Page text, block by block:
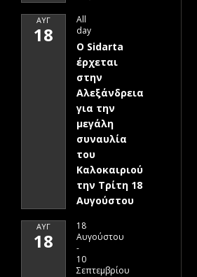
ΑΥΓ
18
All
day
Ο Sidarta
έρχεται
στην
Αλεξάνδρεια
για την
μεγάλη
συναυλία
του
Καλοκαιριού
την Τρίτη 18
Αυγούστου
ΑΥΓ
18
18
Αυγούστου
-
10
Σεπτεμβρίου